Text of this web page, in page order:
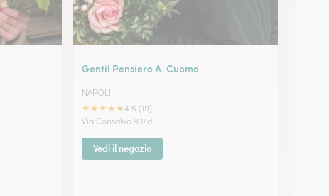
Gentil Pensiero A. Cuomo
NAPOLI
★★★★★4.5 (19)
Via Consalvo 93/d
Vedi il negozio